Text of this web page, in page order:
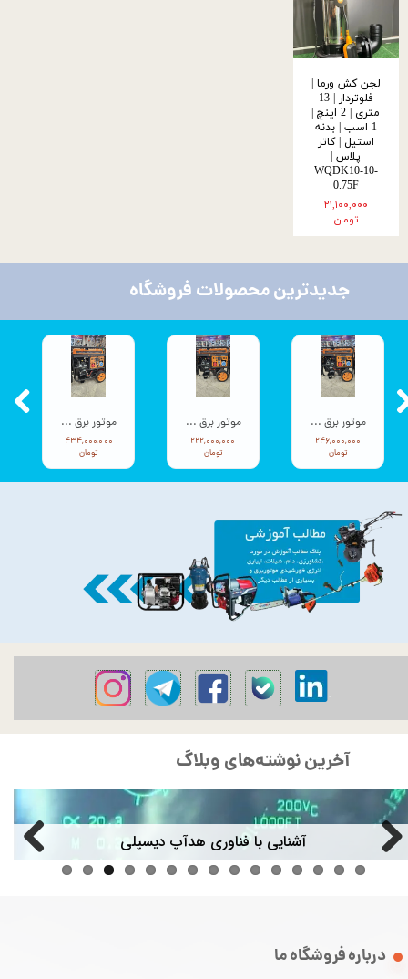
لجن کش ورما |
فلوتردار | 13
متری | 2 اینچ |
1 اسب | بدنه
استیل | کاتر
پلاس |
WQDK10-10-
0.75F
۲۱,۱۰۰,۰۰۰
تومان
جدیدترین محصولات فروشگاه
موتور برق ورما 12 کیلووات سه گانه سوز VM28000E3
۴۳۴,۰۰۰,۰۰۰
تومان
موتور برق ورما سه گانه سوز 9.5 کیلووات تک فاز VM25000E3-2F
۲۲۲,۰۰۰,۰۰۰
تومان
موتور برق ورما سه گانه سوز 9.5 کیلووات سه فاز VM25000E3
۲۴۶,۰۰۰,۰۰۰
تومان
آخرین نوشته‌های وبلاگ
آشنایی با فناوری هدآپ دیسپلی
درباره فروشگاه ما